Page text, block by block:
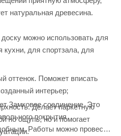
натуральная древесина.
можно использовать для
кухни, для спортзала, для
оттенок. Поможет вписать
интерьер;
Делает паркетную
но ощупь, но и помогает
Замковое соединение. Это
покрытия
Работы можно провести